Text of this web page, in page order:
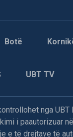
Botë
UBT TV
nga
i paautorizuar
e të drejtave të